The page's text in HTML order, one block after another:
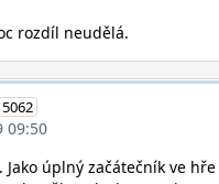
rozdíl neudělá.
5062
09:50
Jako úplný začátečník ve